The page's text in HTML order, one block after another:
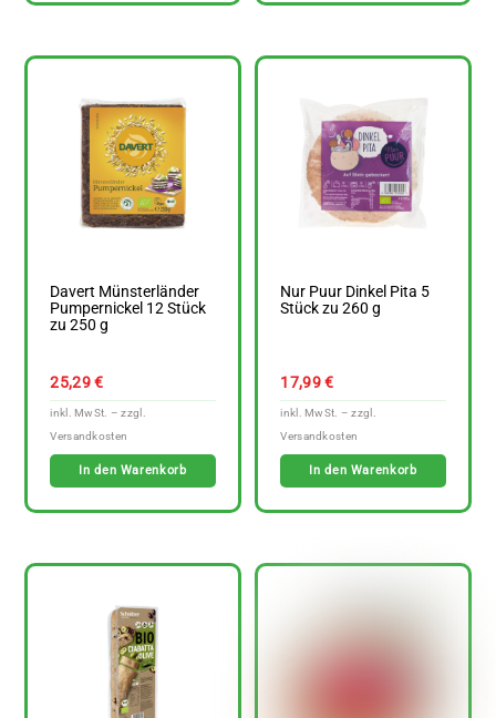
Davert Münsterländer
Pumpernickel 12 Stück
zu 250 g
25,29€
In den Warenkorb
Nur Puur Dinkel Pita 5
Stück zu 260 g
17,99€
In den Warenkorb